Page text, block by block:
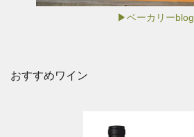
▶ベーカリーblog
おすすめワイン